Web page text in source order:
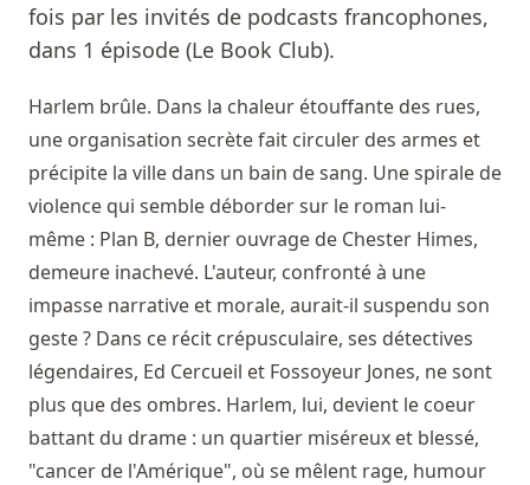
fois par les invités de podcasts francophones,
dans 1 épisode (Le Book Club).
Harlem brûle. Dans la chaleur étouffante des rues,
une organisation secrète fait circuler des armes et
précipite la ville dans un bain de sang. Une spirale de
violence qui semble déborder sur le roman lui-
même : Plan B, dernier ouvrage de Chester Himes,
demeure inachevé. L'auteur, confronté à une
impasse narrative et morale, aurait-il suspendu son
geste ? Dans ce récit crépusculaire, ses détectives
légendaires, Ed Cercueil et Fossoyeur Jones, ne sont
plus que des ombres. Harlem, lui, devient le coeur
battant du drame : un quartier miséreux et blessé,
"cancer de l'Amérique", où se mêlent rage, humour